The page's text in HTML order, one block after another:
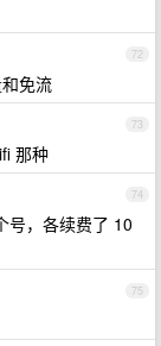
72
免流
73
那种
74
号，各续费了 10
75